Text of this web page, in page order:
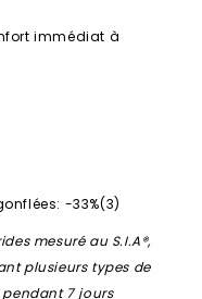
immédiat à
-33%(3)
mesuré au S.I.A®,
plusieurs types de
7 jours